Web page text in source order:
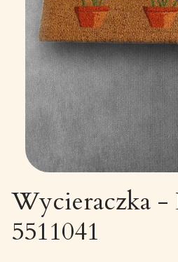
Wycieraczka -
5511041